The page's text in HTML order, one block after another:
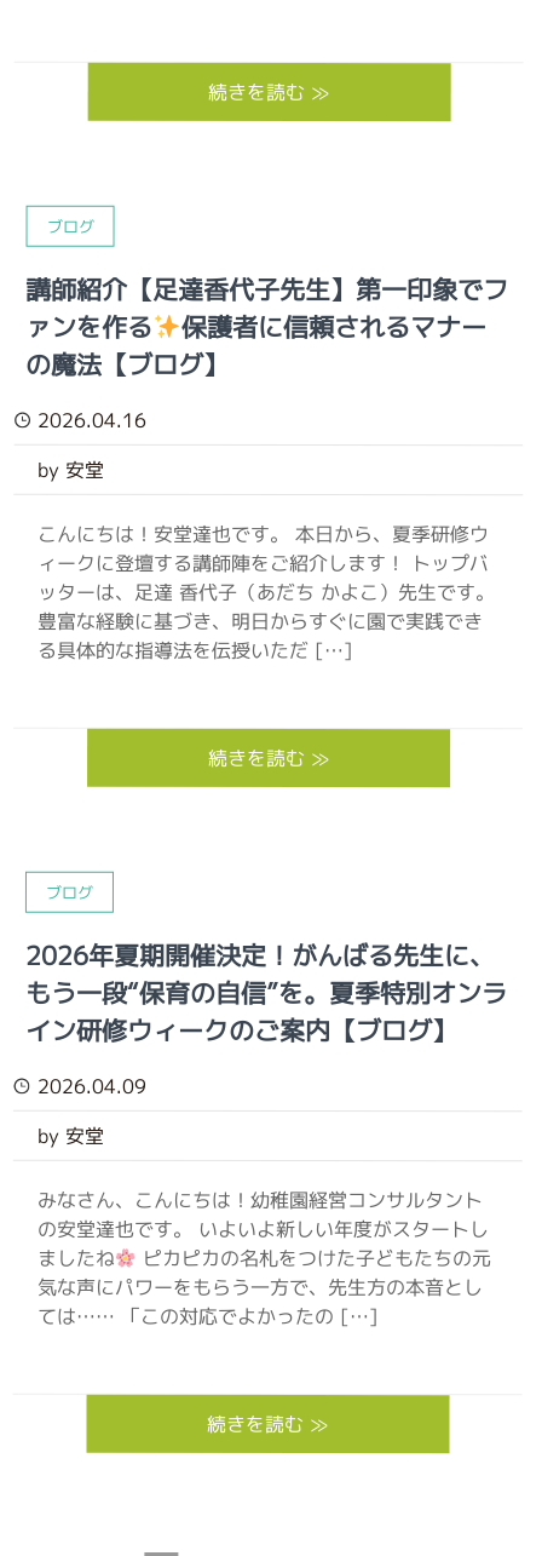
続きを読む ≫
ブログ
講師紹介【足達香代子先生】第一印象でフ
ァンを作る 保護者に信頼されるマナー
の魔法【ブログ】
2026.04.16
by 安堂
こんにちは！安堂達也です。 本日から、夏季研修ウ
ィークに登壇する講師陣をご紹介します！ トップバ
ッターは、足達 香代子（あだち かよこ）先生です。
豊富な経験に基づき、明日からすぐに園で実践でき
る具体的な指導法を伝授いただ […]
続きを読む ≫
ブログ
2026年夏期開催決定！がんばる先生に、
もう一段“保育の自信”を。夏季特別オンラ
イン研修ウィークのご案内【ブログ】
2026.04.09
by 安堂
みなさん、こんにちは！幼稚園経営コンサルタント
の安堂達也です。 いよいよ新しい年度がスタートし
ましたね ピカピカの名札をつけた子どもたちの元
気な声にパワーをもらう一方で、先生方の本音とし
ては…… 「この対応でよかったの […]
続きを読む ≫